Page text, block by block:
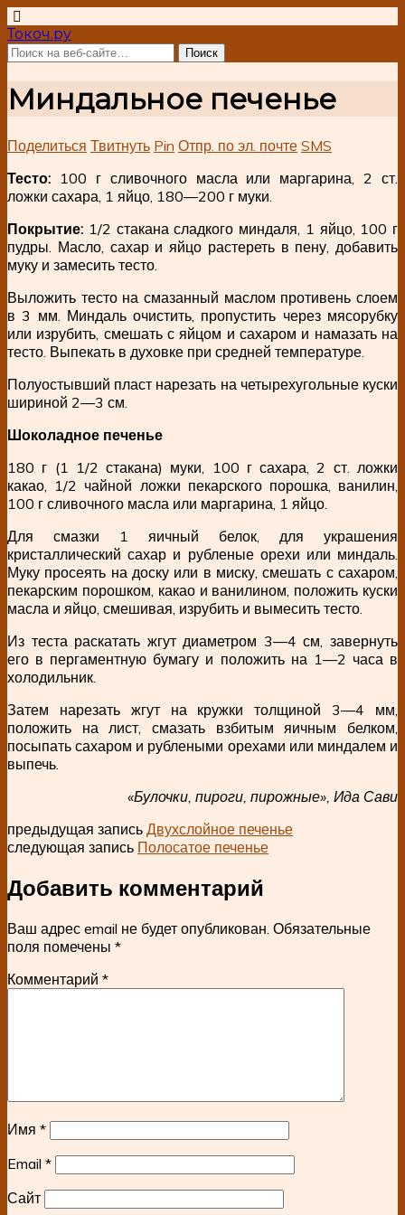
Токоч.ру
Миндальное печенье
Поделиться Твитнуть Pin Отпр. по эл. почте SMS
Тесто: 100 г сливочного масла или маргарина, 2 ст.
ложки сахара, 1 яйцо, 180—200 г муки.
Покрытие: 1/2 стакана сладкого миндаля, 1 яйцо, 100 г
пудры. Масло, сахар и яйцо растереть в пену, добавить
муку и замесить тесто.
Выложить тесто на смазанный маслом противень слоем
в 3 мм. Миндаль очистить, пропустить через мясорубку
или изрубить, смешать с яйцом и сахаром и намазать на
тесто. Выпекать в духовке при средней температуре.
Полуостывший пласт нарезать на четырехугольные куски
шириной 2—3 см.
Шоколадное печенье
180 г (1 1/2 стакана) муки, 100 г сахара, 2 ст. ложки
какао, 1/2 чайной ложки пекарского порошка, ванилин,
100 г сливочного масла или маргарина, 1 яйцо.
Для смазки 1 яичный белок, для украшения
кристаллический сахар и рубленые орехи или миндаль.
Муку просеять на доску или в миску, смешать с сахаром,
пекарским порошком, какао и ванилином, положить куски
масла и яйцо, смешивая, изрубить и вымесить тесто.
Из теста раскатать жгут диаметром 3—4 см, завернуть
его в пергаментную бумагу и положить на 1—2 часа в
холодильник.
Затем нарезать жгут на кружки толщиной 3—4 мм,
положить на лист, смазать взбитым яичным белком,
посыпать сахаром и рублеными орехами или миндалем и
выпечь.
«Булочки, пироги, пирожные», Ида Сави
предыдущая запись Двухслойное печенье
следующая запись Полосатое печенье
Добавить комментарий
Ваш адрес email не будет опубликован. Обязательные
поля помечены *
Комментарий *
Имя *
Email *
Сайт